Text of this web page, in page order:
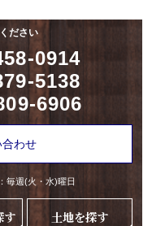
ださい
0914
5138
6906
合わせ
毎週(火・水)曜日
す 土地を探す